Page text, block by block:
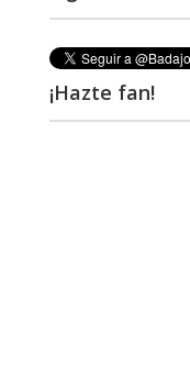
¡Hazte fan!